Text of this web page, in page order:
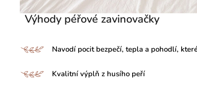
Výhody péřové zavinovačky
Navodí pocit bezpečí, tepla a pohodlí,
Kvalitní výplň z husího peří